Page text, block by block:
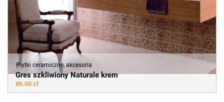
Płytki ceramiczne, akcesoria
Gres szkliwiony Naturale krem
86.00 zł